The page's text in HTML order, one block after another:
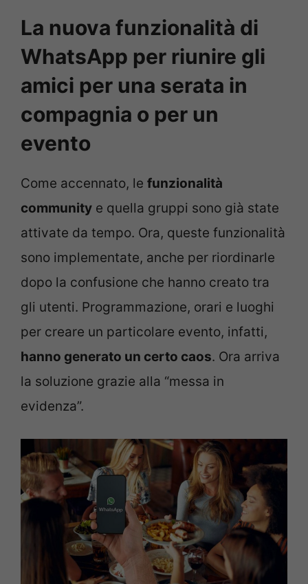
La nuova funzionalità di
WhatsApp per riunire gli
amici per una serata in
compagnia o per un
evento
Come accennato, le funzionalità
community e quella gruppi sono già state
attivate da tempo. Ora, queste funzionalità
sono implementate, anche per riordinarle
dopo la confusione che hanno creato tra
gli utenti. Programmazione, orari e luoghi
per creare un particolare evento, infatti,
hanno generato un certo caos. Ora arriva
la soluzione grazie alla “messa in
evidenza”.